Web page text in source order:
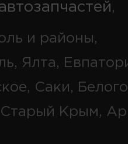
,
и районы,
Ялта,
Саки,
Крым,